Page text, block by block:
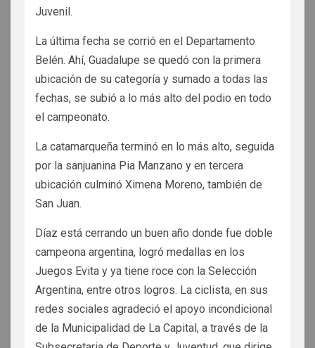
Juvenil.
La última fecha se corrió en el Departamento
Belén. Ahí, Guadalupe se quedó con la primera
ubicación de su categoría y sumado a todas las
fechas, se subió a lo más alto del podio en todo
el campeonato.
La catamarqueña terminó en lo más alto, seguida
por la sanjuanina Pia Manzano y en tercera
ubicación culminó Ximena Moreno, también de
San Juan.
Díaz está cerrando un buen año donde fue doble
campeona argentina, logró medallas en los
Juegos Evita y ya tiene roce con la Selección
Argentina, entre otros logros. La ciclista, en sus
redes sociales agradeció el apoyo incondicional
de la Municipalidad de La Capital, a través de la